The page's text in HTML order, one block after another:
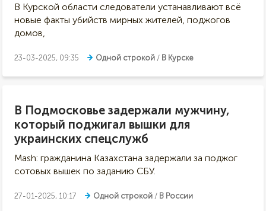
В Курской области следователи устанавливают всё
новые факты убийств мирных жителей, поджогов
домов,
23-03-2025, 09:35 Одной строкой / В Курске
В Подмосковье задержали мужчину,
который поджигал вышки для
украинских спецслужб
Mash: гражданина Казахстана задержали за поджог
сотовых вышек по заданию СБУ.
27-01-2025, 10:17 Одной строкой / В России